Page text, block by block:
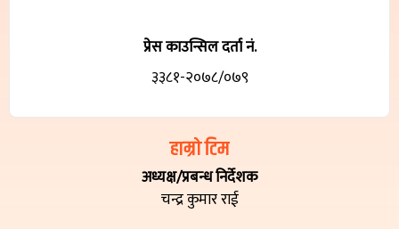
प्रेस काउन्सिल दर्ता नं.
३३८१-२०७८/०७९
हाम्रो टिम
अध्यक्ष/प्रबन्ध निर्देशक
चन्द्र कुमार राई